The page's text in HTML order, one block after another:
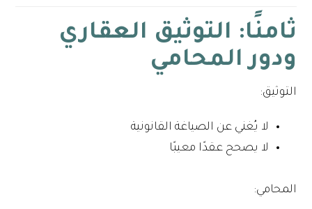
ثامنًا: التوثيق العقاري
ودور المحامي
التوثيق:
لا يُغني عن الصياغة القانونية
لا يصحح عقدًا معيبًا
المحامي: